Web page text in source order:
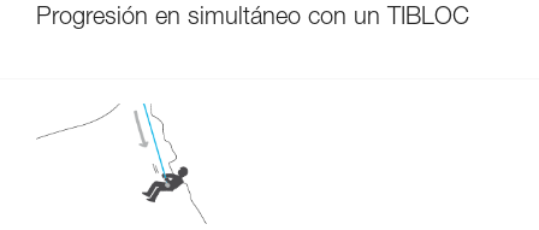
Progresión en simultáneo con un TIBLOC